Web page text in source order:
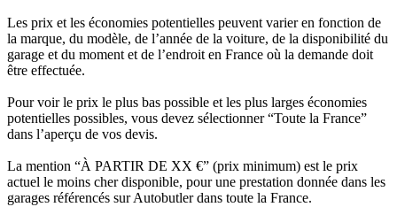
Les prix et les économies potentielles peuvent varier en fonction de
la marque, du modèle, de l’année de la voiture, de la disponibilité du
garage et du moment et de l’endroit en France où la demande doit
être effectuée.
Pour voir le prix le plus bas possible et les plus larges économies
potentielles possibles, vous devez sélectionner “Toute la France”
dans l’aperçu de vos devis.
La mention “À PARTIR DE XX €” (prix minimum) est le prix
actuel le moins cher disponible, pour une prestation donnée dans les
garages référencés sur Autobutler dans toute la France.